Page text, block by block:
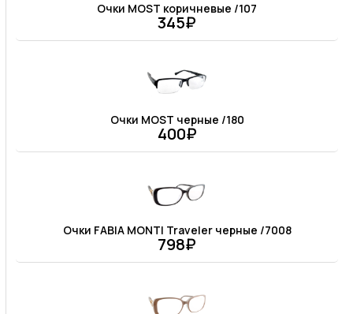
Очки MOST коричневые /107
345₽
Очки MOST черные /180
400₽
Очки FABIA MONTI Traveler черные /7008
798₽